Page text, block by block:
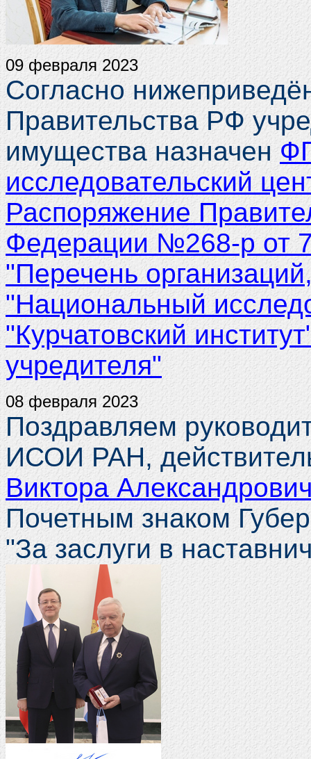
09 февраля 2023
Согласно
Правительства РФ
имущества назначен
исследовательский
Распоряжение
Федерации №268-р от
"Перечень
"Национальный
"Курчатовский
учредителя"
08 февраля 2023
Поздравляем
ИСОИ РАН,
Виктора
Почетным знаком
"За заслуги в